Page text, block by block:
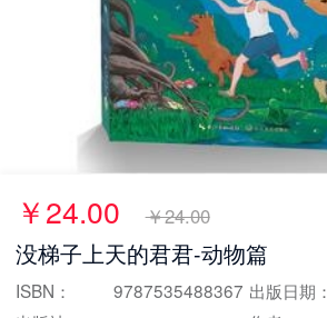
￥24.00 ￥24.00
没梯子上天的君君-动物篇
ISBN： 9787535488367 出版日期：